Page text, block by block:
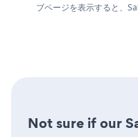
ブページを表示すると、
Not sure if our